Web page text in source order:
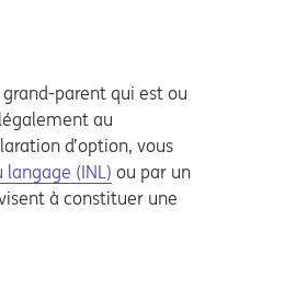
parent qui est ou
au
d’option, vous
langage (INL) ou par un
à constituer une